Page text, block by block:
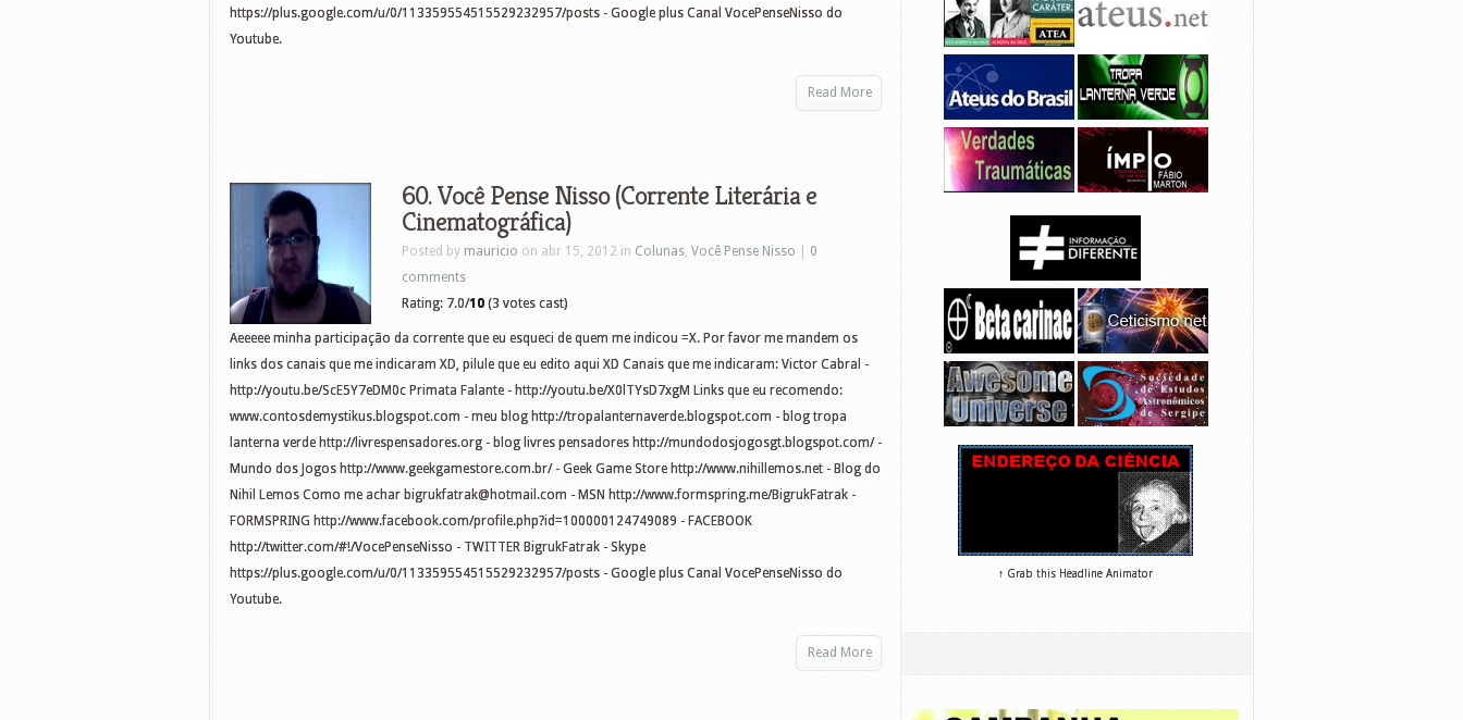
https://plus.google.com/u/0/113359554515529232957/posts - Google plus Canal VocePenseNisso do
Youtube.
Read More
60. Você Pense Nisso (Corrente Literária e
Cinematográfica)
Posted by mauricio on abr 15, 2012 in Colunas, Você Pense Nisso
0
comments
Rating: 7.0/10 (3 votes cast)
Aeeeee minha participação da corrente que eu esqueci de quem me indicou =X. Por favor me mandem os
links dos canais que me indicaram XD, pilule que eu edito aqui XD Canais que me indicaram: Victor Cabral -
http://youtu.be/ScE5Y7eDM0c Primata Falante - http://youtu.be/X0lTYsD7xgM Links que eu recomendo:
www.contosdemystikus.blogspot.com - meu blog http://tropalanternaverde.blogspot.com - blog tropa
lanterna verde http://livrespensadores.org - blog livres pensadores http://mundodosjogosgt.blogspot.com/ -
Mundo dos Jogos http://www.geekgamestore.com.br/ - Geek Game Store http://www.nihillemos.net - Blog do
Nihil Lemos Como me achar bigrukfatrak@hotmail.com - MSN http://www.formspring.me/BigrukFatrak -
FORMSPRING http://www.facebook.com/profile.php?id=100000124749089 - FACEBOOK
http://twitter.com/#!/VocePenseNisso - TWITTER BigrukFatrak - Skype
https://plus.google.com/u/0/113359554515529232957/posts - Google plus Canal VocePenseNisso do
Youtube.
Read More
↑ Grab this Headline Animator